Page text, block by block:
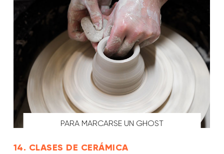
PARA MARCARSE UN GHOST
14. CLASES DE CERÁMICA